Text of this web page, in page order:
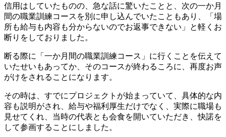
信用はしていたものの、急な話に驚いたことと、次の一か月
間の職業訓練コースを別に申し込んでいたこともあり、「場
所も給与も内容も分からないのでお返事できない」と軽くお
断りをしておりました。
断る際に「一か月間の職業訓練コース」に行くことを伝えて
いたせいもあってか、そのコースが終わるころに、再度お声
がけをされることになります。
その時は、すでにプロジェクトが始まっていて、具体的な内
容も説明がされ、給与や福利厚生だけでなく、実際に職場も
見せてくれ、当時の代表とも会食を開いていただき、快諾を
して参画することにしました。